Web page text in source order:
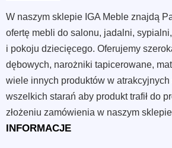
W naszym sklepie IGA Meble znajdą
ofertę mebli do salonu, jadalni,
i pokoju dziecięcego. Oferujemy
dębowych, narożniki tapicerowane,
wiele innych produktów w
wszelkich starań aby produkt trafił do
złożeniu zamówienia w naszym
INFORMACJE